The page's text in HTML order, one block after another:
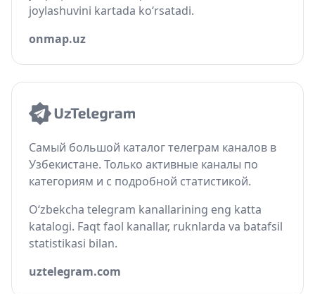
joylashuvini kartada ko‘rsatadi.
onmap.uz
Самый большой каталог телеграм каналов в
Узбекистане. Только активные каналы по
категориям и с подробной статистикой.
O‘zbekcha telegram kanallarining eng katta
katalogi. Faqt faol kanallar, ruknlarda va batafsil
statistikasi bilan.
uztelegram.com